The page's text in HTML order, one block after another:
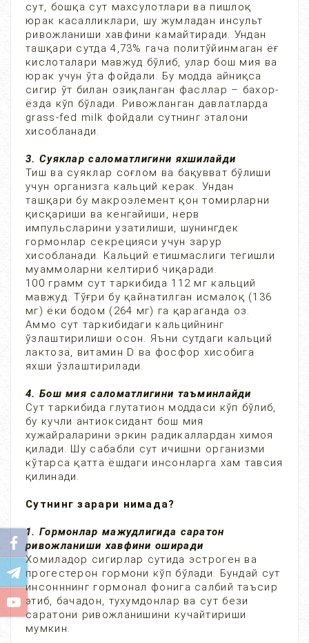
сут, бошқа сут махсулотлари ва пишлоқ
юрак касалликлари, шу жумладан инсульт
ривожланиши хавфини камайтиради. Ундан
ташқари сутда 4,73% гача политўйинмаган ёғ
кислоталари мавжуд бўлиб, улар бош мия ва
юрак учун ўта фойдали. Бу модда айниқса
сигир ўт билан озиқланган фасллар – бахор-
ёзда кўп бўлади. Ривожланган давлатларда
grass-fed milk фойдали сутнинг эталони
хисобланади.
3. Суяклар саломатлигини яхшилайди
Тиш ва суяклар соғлом ва бақувват бўлиши
учун организга кальций керак. Ундан
ташқари бу макроэлемент қон томирларни
қисқариши ва кенгайиши, нерв
импульсларини узатилиши, шунингдек
гормонлар секрецияси учун зарур
хисобланади. Кальций етишмаслиги тегишли
муаммоларни келтириб чиқаради.
100 грамм сут таркибида 112 мг кальций
мавжуд. Тўғри бу қайнатилган исмалоқ (136
мг) ёки бодом (264 мг) га қараганда оз.
Аммо сут таркибидаги кальцийнинг
ўзлаштирилиши осон. Яъни сутдаги кальций
лактоза, витамин D ва фосфор хисобига
яхши ўзлаштирилади.
4. Бош мия саломатлигини таъминлайди
Сут таркибида глутатион моддаси кўп бўлиб,
бу кучли антиоксидант бош мия
хужайраларини эркин радикаллардан химоя
қилади. Шу сабабли сут ичишни организми
кўтарса қатта ёшдаги инсонларга хам тавсия
қилинади.
Сутнинг зарари нимада?
1. Гормонлар мажудлигида саратон
ривожланиши хавфини оширади
Хомиладор сигирлар сутида эстроген ва
прогестерон гормони кўп бўлади. Бундай сут
инсонннинг гормонал фонига салбий таъсир
этиб, бачадон, тухумдонлар ва сут бези
саратони ривожланишини кучайтириши
мумкин.